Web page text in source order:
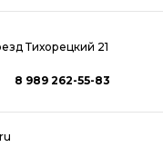
Тихорецкий 21
8 989 262-55-83